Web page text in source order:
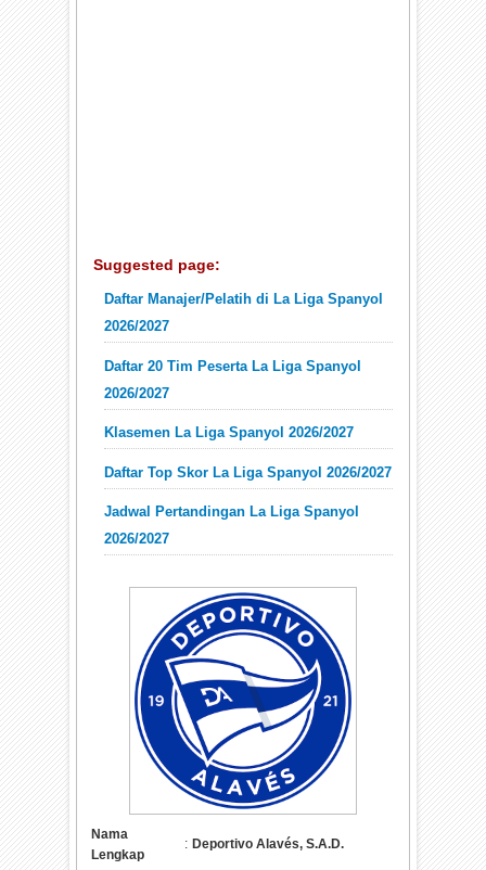
Suggested page:
Daftar Manajer/Pelatih di La Liga Spanyol
2026/2027
Daftar 20 Tim Peserta La Liga Spanyol
2026/2027
Klasemen La Liga Spanyol 2026/2027
Daftar Top Skor La Liga Spanyol 2026/2027
Jadwal Pertandingan La Liga Spanyol
2026/2027
Nama
Lengkap
: Deportivo Alavés, S.A.D.